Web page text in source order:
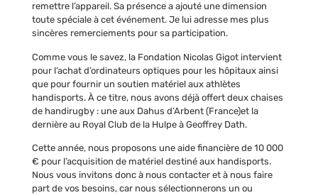
remettre l’appareil. Sa présence a ajouté une dimension
toute spéciale à cet événement. Je lui adresse mes plus
sincères remerciements pour sa participation.
Comme vous le savez, la Fondation Nicolas Gigot intervient
pour l’achat d’ordinateurs optiques pour les hôpitaux ainsi
que pour fournir un soutien matériel aux athlètes
handisports. À ce titre, nous avons déjà offert deux chaises
de handirugby : une aux Dahus d’Arbent (France)et la
dernière au Royal Club de la Hulpe à Geoffrey Dath.
Cette année, nous proposons une aide financière de 10 000
€ pour l’acquisition de matériel destiné aux handisports.
Nous vous invitons donc à nous contacter et à nous faire
part de vos besoins, car nous sélectionnerons un ou